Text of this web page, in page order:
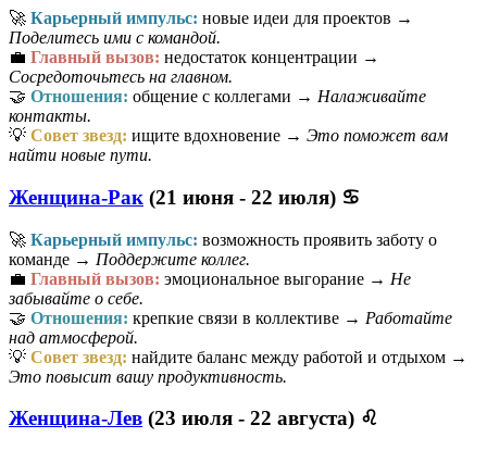
🚀 Карьерный импульс: новые идеи для проектов →
Поделитесь ими с командой.
💼 Главный вызов: недостаток концентрации →
Сосредоточьтесь на главном.
🤝 Отношения: общение с коллегами → Налаживайте
контакты.
💡 Совет звезд: ищите вдохновение → Это поможет вам
найти новые пути.
Женщина-Рак (21 июня - 22 июля) ♋
🚀 Карьерный импульс: возможность проявить заботу о
команде → Поддержите коллег.
💼 Главный вызов: эмоциональное выгорание → Не
забывайте о себе.
🤝 Отношения: крепкие связи в коллективе → Работайте
над атмосферой.
💡 Совет звезд: найдите баланс между работой и отдыхом →
Это повысит вашу продуктивность.
Женщина-Лев (23 июля - 22 августа) ♌